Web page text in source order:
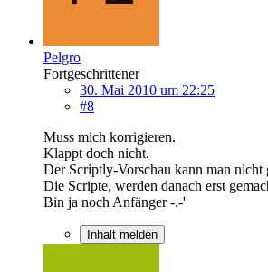
Pelgro
Fortgeschrittener
30. Mai 2010 um 22:25
#8
Muss mich korrigieren.
Klappt doch nicht.
Der Scriptly-Vorschau kann man nicht
Die Scripte, werden danach erst
Bin ja noch Anfänger -.-'
Inhalt melden